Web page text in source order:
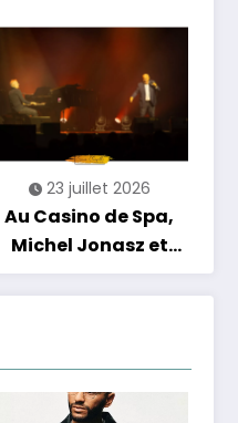
nouveautés et
grands moments de
scène
23 juillet 2026
Au Casino de Spa,
Michel Jonasz et
Alain Chamfort
célèbrent le temps
nostalgie